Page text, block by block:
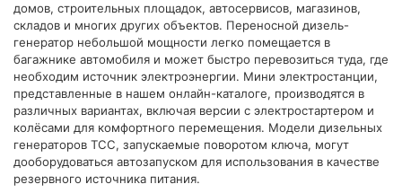
домов, строительных площадок, автосервисов, магазинов,
складов и многих других объектов. Переносной дизель-
генератор небольшой мощности легко помещается в
багажнике автомобиля и может быстро перевозиться туда, где
необходим источник электроэнергии. Мини электростанции,
представленные в нашем онлайн-каталоге, производятся в
различных вариантах, включая версии с электростартером и
колёсами для комфортного перемещения. Модели дизельных
генераторов ТСС, запускаемые поворотом ключа, могут
дооборудоваться автозапуском для использования в качестве
резервного источника питания.